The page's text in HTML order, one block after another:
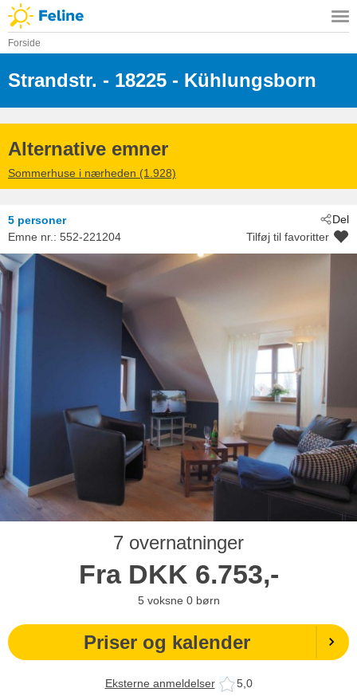
Forside
Strandstr. - 18225 - Kühlungsborn
Alternative emner
Sommerhuse i nærheden (1.928)
Del
5 personer
Emne nr.: 552-221204 Tilføj til favoritter
7 overnatninger
Fra DKK 6.753,-
5 voksne 0 børn
Priser og kalender
Eksterne anmeldelser 5,0